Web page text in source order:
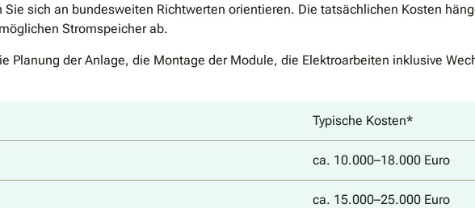
sich an bundesweiten Richtwerten orientieren. Die tatsächlichen Kosten
Stromspeicher ab.
Planung der Anlage, die Montage der Module, die Elektroarbeiten inklusive
Typische Kosten*
ca. 10.000–18.000 Euro
ca. 15.000–25.000 Euro